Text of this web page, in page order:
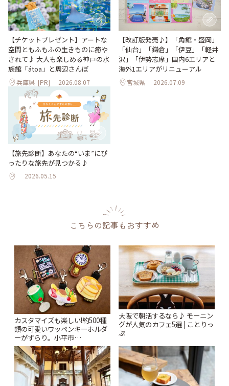
【チケットプレゼント】アートな
空間ともふもふの生きものに癒や
されて♪ 大人も楽しめる神戸の水
族館「átoa」と周辺さんぽ
兵庫県 [PR] 2026.08.07
【改訂版発売♪】「角館・盛岡」
「仙台」「鎌倉」「伊豆」「軽井
沢」「伊勢志摩」国内6エリアと
海外1エリアがリニューアル
宮城県 2026.07.09
【旅先診断】あなたの“いま”にぴ
ったりな旅先が見つかる♪
2026.05.15
こちらの記事もおすすめ
カスタマイズも楽しい!約500種
類の可愛いワッペンキーホルダ
ーがずらり。小平市
「Kimamaya T&K」 | ことりっ
ぷ
大阪で朝活するなら♪ モーニン
グが人気のカフェ5選 | ことりっ
ぷ